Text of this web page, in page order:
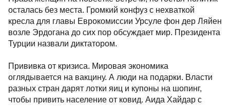
осталась без места. Громкий конфуз с нехваткой
кресла для главы Еврокомиссии Урсуле фон дер Ляйен
возле Эрдогана до сих пор обсуждает мир. Президента
Турции назвали диктатором.
Прививка от кризиса. Мировая экономика
оглядывается на вакцину. А люди на подарки. Власти
разных стран дарят лотки яиц и купоны на шопинг,
чтобы привить население от ковид. Аида Хайдар с